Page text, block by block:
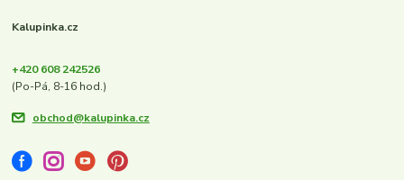
Kalupinka.cz
+420 608 242526
(Po-Pá, 8-16 hod.)
obchod@kalupinka.cz